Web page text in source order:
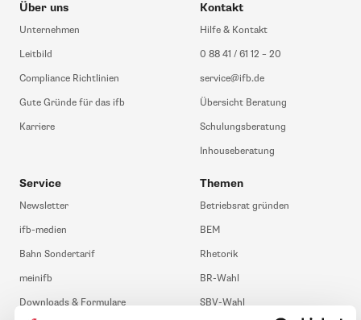
Über uns
Unternehmen
Leitbild
Compliance Richtlinien
Gute Gründe für das ifb
Karriere
Kontakt
Hilfe & Kontakt
0 88 41 / 61 12 – 20
service@ifb.de
Übersicht Beratung
Schulungsberatung
Inhouseberatung
Service
Newsletter
ifb-medien
Bahn Sondertarif
meinifb
Downloads & Formulare
Themen
Betriebsrat gründen
BEM
Rhetorik
BR-Wahl
SBV-Wahl